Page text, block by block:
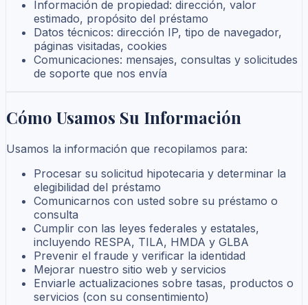
Información de propiedad: dirección, valor
estimado, propósito del préstamo
Datos técnicos: dirección IP, tipo de navegador,
páginas visitadas, cookies
Comunicaciones: mensajes, consultas y solicitudes
de soporte que nos envía
Cómo Usamos Su Información
Usamos la información que recopilamos para:
Procesar su solicitud hipotecaria y determinar la
elegibilidad del préstamo
Comunicarnos con usted sobre su préstamo o
consulta
Cumplir con las leyes federales y estatales,
incluyendo RESPA, TILA, HMDA y GLBA
Prevenir el fraude y verificar la identidad
Mejorar nuestro sitio web y servicios
Enviarle actualizaciones sobre tasas, productos o
servicios (con su consentimiento)